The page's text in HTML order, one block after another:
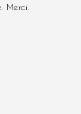
Merci.